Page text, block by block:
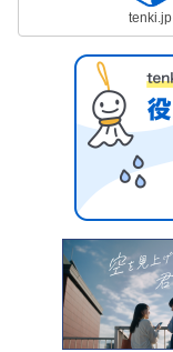
tenki.jp